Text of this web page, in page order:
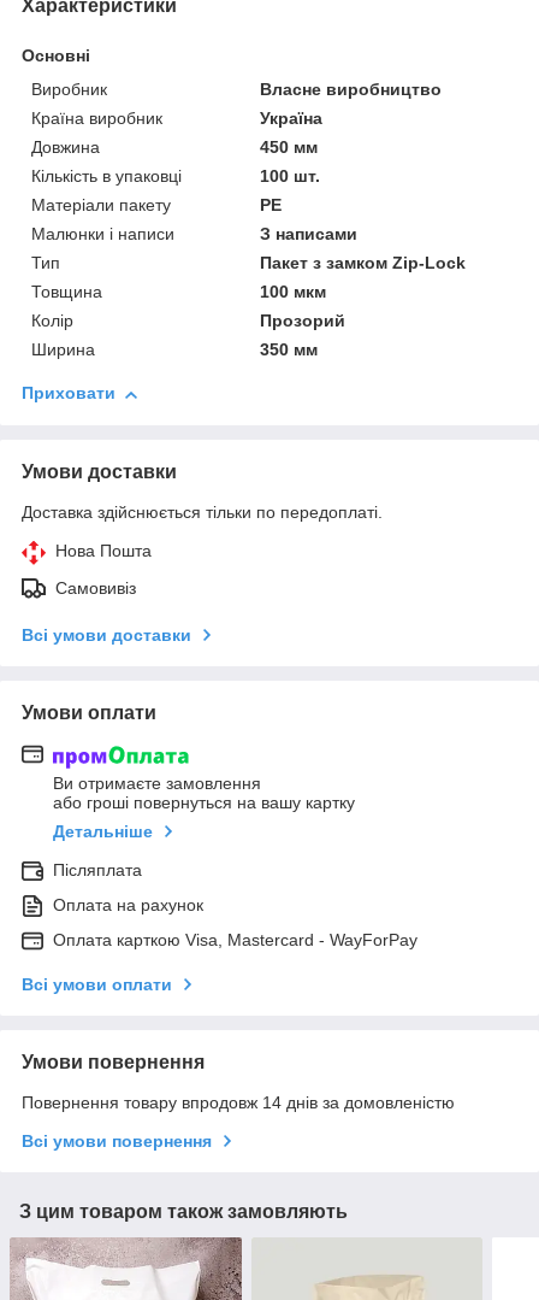
Характеристики
Основні
Виробник
Власне виробництво
Країна виробник
Україна
Довжина
450 мм
Кількість в упаковці
100 шт.
Матеріали пакету
РЕ
Малюнки і написи
З написами
Тип
Пакет з замком Zip-Lock
Товщина
100 мкм
Колір
Прозорий
Ширина
350 мм
Приховати
Умови доставки
Доставка здійснюється тільки по передоплаті.
Нова Пошта
Самовивіз
Всі умови доставки
Умови оплати
Ви отримаєте замовлення
або гроші повернуться на вашу картку
Детальніше
Післяплата
Оплата на рахунок
Оплата карткою Visa, Mastercard - WayForPay
Всі умови оплати
Умови повернення
Повернення товару впродовж 14 днів за домовленістю
Всі умови повернення
З цим товаром також замовляють